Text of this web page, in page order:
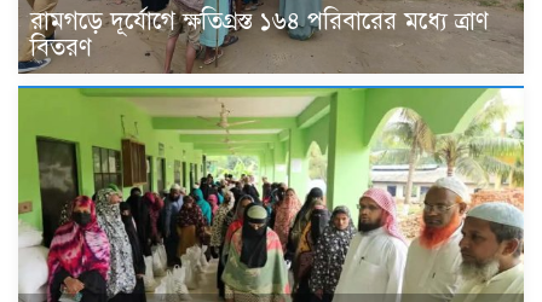
রামগড়ে দূর্যোগে ক্ষতিগ্রস্ত ১৬৪ পরিবারের মধ্যে ত্রাণ
বিতরণ